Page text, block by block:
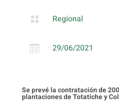
 Regional
 29/06/2021
Se prevé la contratación de
plantaciones de Totatiche y